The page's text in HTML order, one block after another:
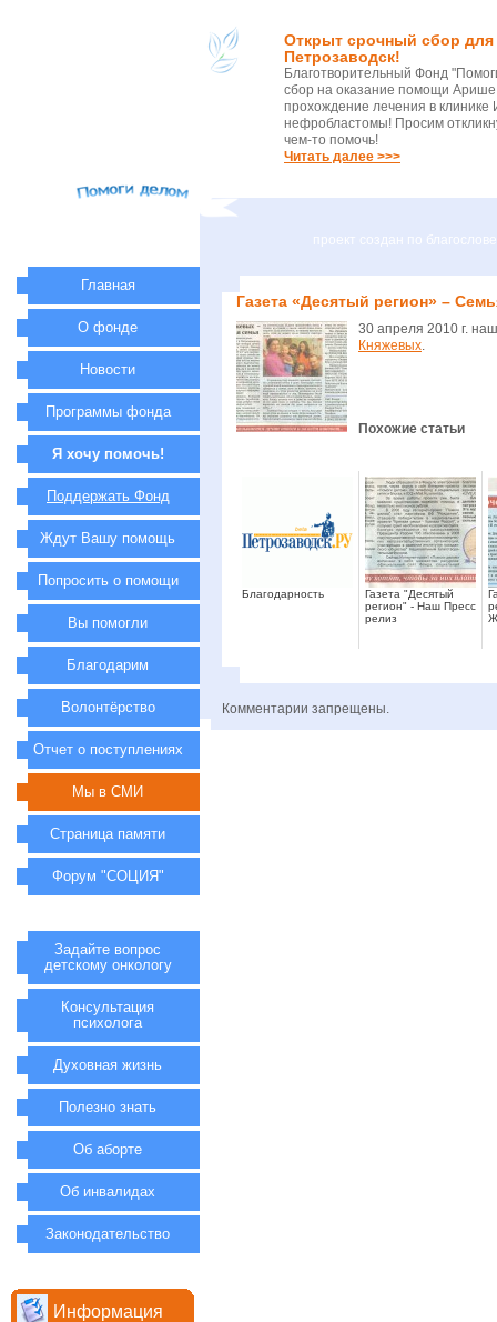
Открыт срочный сбор
Петрозаводск!
Благотворительный Фонд
сбор на оказание помощи Арише
прохождение лечения в клинике
нефробластомы! Просим
чем-то помочь!
Читать далее >>>
проект создан по
Газета «Десятый регион» –
30 апреля 2010 г.
Княжевых.
Похожие статьи
Благодарность
Газета "Десятый
регион" - Наш Пресс
релиз
Комментарии запрещены.
Главная
О фонде
Новости
Программы фонда
Я хочу помочь!
Поддержать Фонд
Ждут Вашу помощь
Попросить о помощи
Вы помогли
Благодарим
Волонтёрство
Отчет о поступлениях
Мы в СМИ
Страница памяти
Форум "СОЦИЯ"
Задайте вопрос
детскому онкологу
Консультация
психолога
Духовная жизнь
Полезно знать
Об аборте
Об инвалидах
Законодательство
Информация